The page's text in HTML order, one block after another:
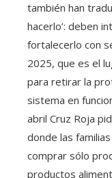
también han
hacerlo’: deben
fortalecerlo con
2025, que es el
para retirar la
sistema en
abril Cruz Roja
donde las
comprar sólo
productos